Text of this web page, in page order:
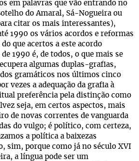
em palavras que vão entrando no
do Amaral, Sá-Nogueira ou
citar os mais interessantes),
1990 os vários acordos e reformas
que acertos a este acordo
1990 é, de todos, o que mais se
algumas duplas-grafias,
gramáticos nos últimos cinco
vezes a adequação da grafia à
preferência pela distinção como
seja, em certos aspectos, mais
de novas correntes de vanguarda
do vulgo; é político, com certeza,
a política a baixezas
sim, porque como já no século XVI
a língua pode ser um